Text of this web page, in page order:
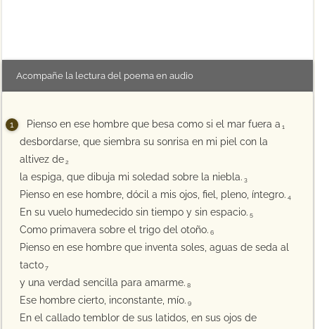
Acompañe la lectura del poema en audio
Pienso en ese hombre que besa como si el mar fuera a 1
desbordarse, que siembra su sonrisa en mi piel con la
altivez de 2
la espiga, que dibuja mi soledad sobre la niebla. 3
Pienso en ese hombre, dócil a mis ojos, fiel, pleno, íntegro. 4
En su vuelo humedecido sin tiempo y sin espacio. 5
Como primavera sobre el trigo del otoño. 6
Pienso en ese hombre que inventa soles, aguas de seda al
tacto 7
y una verdad sencilla para amarme. 8
Ese hombre cierto, inconstante, mío. 9
En el callado temblor de sus latidos, en sus ojos de